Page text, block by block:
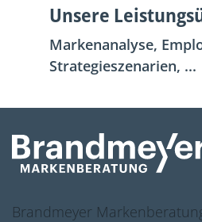
Unsere
Markenanalyse,
Strategieszenarien, ...
Brandmeyer